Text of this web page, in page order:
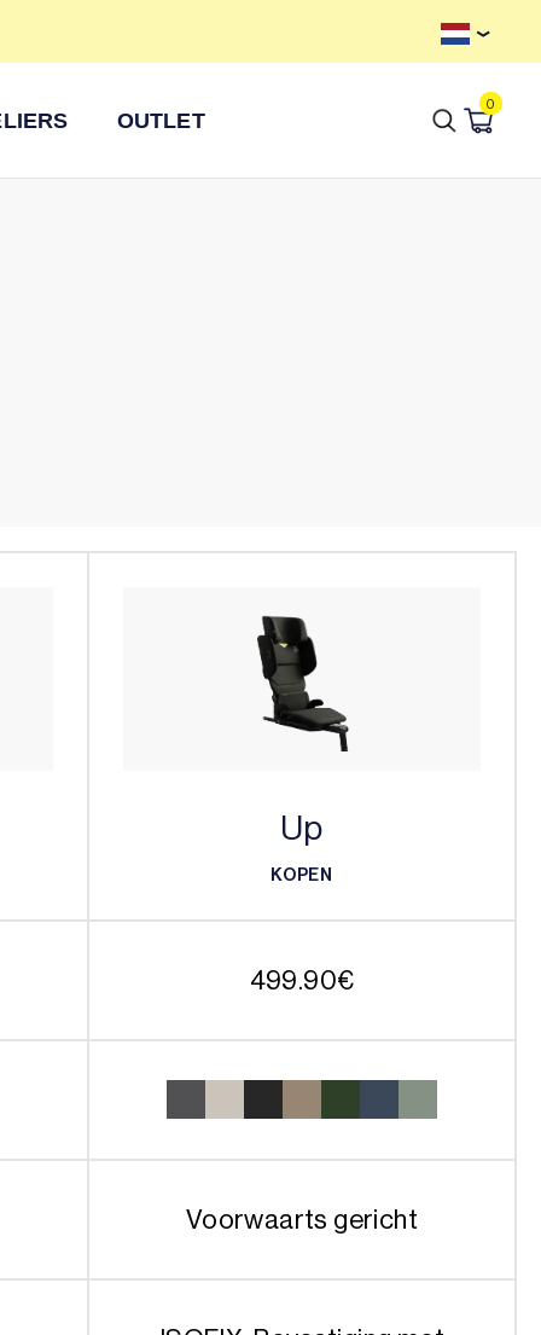
OUTLET
0
Up
KOPEN
499.90€
Voorwaarts gericht